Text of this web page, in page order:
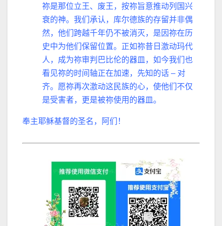
祢是那位立王、废王，按祢旨意推动列国兴
衰的神。我们承认，库尔德族的存留并非偶
然，他们跨越千年仍不被消灭，是因祢在历
史中为他们保留位置。正如祢昔日激动玛代
人，成为祢审判巴比伦的器皿，如今我们也
看见祢的时间轴正在加速，先知的话 – 对
齐。愿祢再次激动这民族的心，使他们不仅
是受害者，更是被祢使用的器皿。
奉主耶稣基督的圣名，阿们！